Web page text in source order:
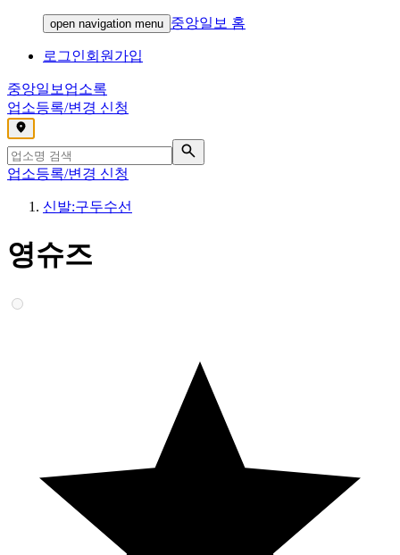
open navigation menu 중앙일보 홈
로그인회원가입
중앙일보 업소록
업소등록/변경 신청
,
업소등록/변경 신청
신발:구두수선
영슈즈